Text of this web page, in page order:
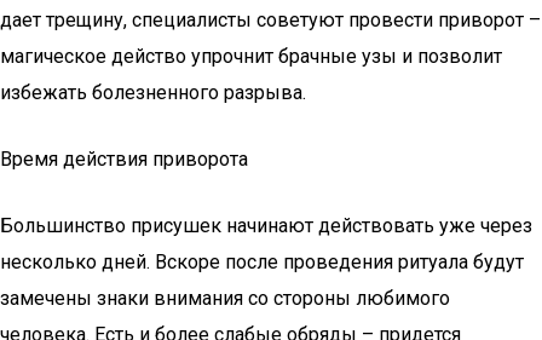
дает трещину, специалисты советуют провести приворот –
магическое действо упрочнит брачные узы и позволит
избежать болезненного разрыва.
Время действия приворота
Большинство присушек начинают действовать уже через
несколько дней. Вскоре после проведения ритуала будут
замечены знаки внимания со стороны любимого
человека. Есть и более слабые обряды – придется